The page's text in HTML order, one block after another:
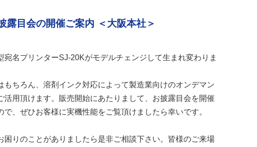
目会の開催ご案内 ＜大阪本社＞
宛名プリンターSJ-20Kがモデルチェンジして生まれ変わりま
もちろん、溶剤インク対応によって製造業向けのオンデマン
活用頂けます。販売開始にあたりまして、お披露目会を開催
で、ぜひお客様に実機性能をご覧頂けましたら幸いです。
困りのことがありましたら是非ご相談下さい。皆様のご来場